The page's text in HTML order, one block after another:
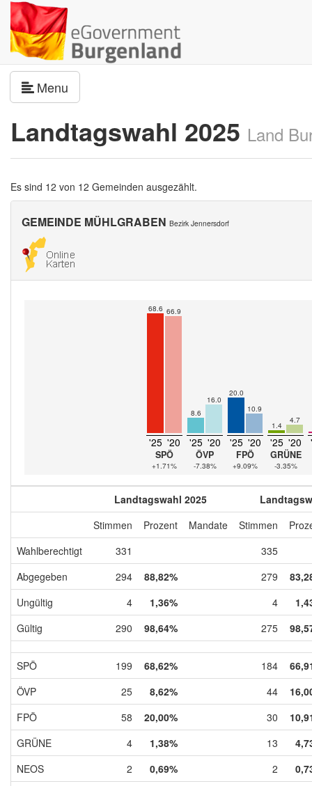
Menu
Landtagswahl 2025 Land
Es sind 12 von 12 Gemeinden ausgezählt.
GEMEINDE MÜHLGRABEN Bezirk Jennersdorf
68.6 66.9
'25 '20
SPÖ
+1.71%
8.6
16.0
'25 '20
ÖVP
-7.38%
20.0
10.9
'25 '20
FPÖ
+9.09%
1.4
4.7
'25 '20
GRÜNE
-3.35%
Landtagswahl 2025
Stimmen
Prozent Mandate Stimmen
Wahlberechtigt
331
335
Abgegeben
294 88,82% 279
Ungültig
4 1,36% 4
Gültig
290 98,64% 275
SPÖ 199 68,62% 184
ÖVP
25 8,62% 44
FPÖ
58 20,00% 30
GRÜNE
4 1,38% 13
NEOS
2 0,69% 2